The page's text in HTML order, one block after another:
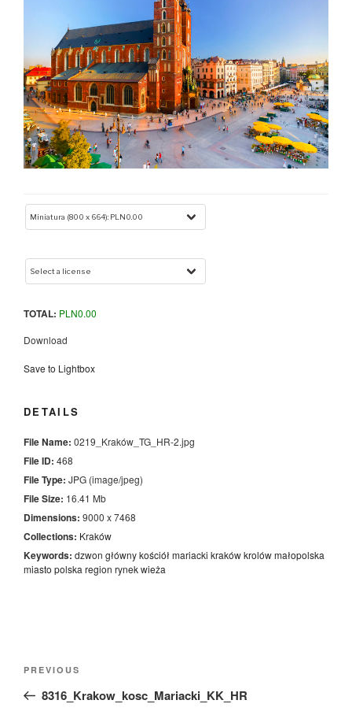
TOTAL: PLN0.00
Download
Save to Lightbox
DETAILS
File Name: 0219_Kraków_TG_HR-2.jpg
File ID: 468
File Type: JPG (image/jpeg)
File Size: 16.41 Mb
Dimensions: 9000 x 7468
Collections: Kraków
Keywords: dzwon głównykościół mariacki krakówkrolówmałopolska
miasto polska region rynekwieża
Nawigacja
Previous
Post
PREVIOUS
8316_Krakow_kosc_Mariacki_KK_HR